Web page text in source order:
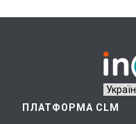
ПЛАТФОРМА CLM